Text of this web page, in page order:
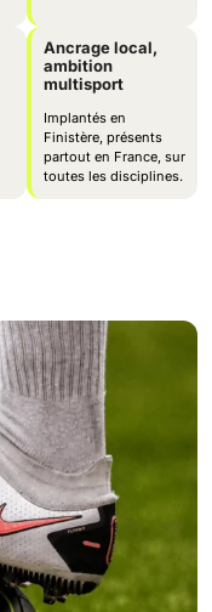
Ancrage local,
ambition
multisport
Implantés en
Finistère, présents
partout en France, sur
toutes les disciplines.